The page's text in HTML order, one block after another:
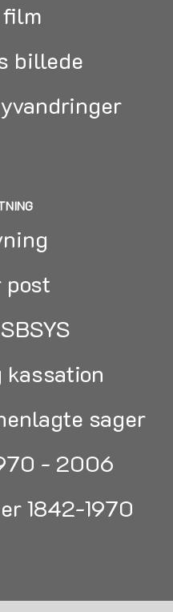
billede
post
kassation
sager
- 2006
1842-1970